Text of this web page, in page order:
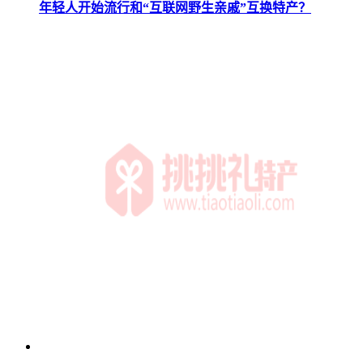
年轻人开始流行和“互联网野生亲戚”互换特产？